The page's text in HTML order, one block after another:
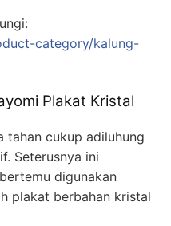
category/kalung-
Plakat Kristal
tahan cukup adiluhung
Seterusnya ini
digunakan
plakat berbahan kristal